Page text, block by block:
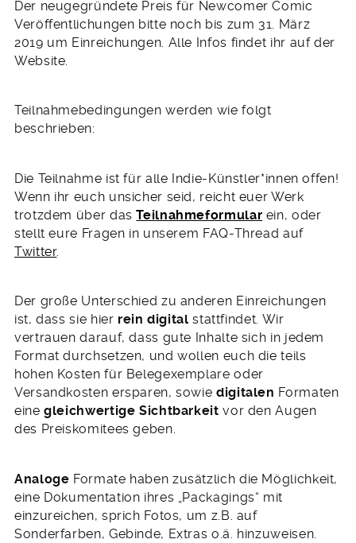
Der neugegründete Preis für Newcomer Comic
Veröffentlichungen bitte noch bis zum 31. März
2019 um Einreichungen. Alle Infos findet ihr auf der
Website.
Teilnahmebedingungen werden wie folgt
beschrieben:
Die Teilnahme ist für alle Indie-Künstler*innen offen!
Wenn ihr euch unsicher seid, reicht euer Werk
trotzdem über dasTeilnahmeformular ein, oder
stellt eure Fragen in unserem FAQ-Thread auf
Twitter.
Der große Unterschied zu anderen Einreichungen
ist, dass sie hier rein digital stattfindet. Wir
vertrauen darauf, dass gute Inhalte sich in jedem
Format durchsetzen, und wollen euch die teils
hohen Kosten für Belegexemplare oder
Versandkosten ersparen, sowiedigitalen Formaten
eine gleichwertige Sichtbarkeit vor den Augen
des Preiskomitees geben.
Analoge Formate haben zusätzlich die Möglichkeit,
eine Dokumentation ihres „Packagings“ mit
einzureichen, sprich Fotos, um z.B. auf
Sonderfarben, Gebinde, Extras o.ä. hinzuweisen.